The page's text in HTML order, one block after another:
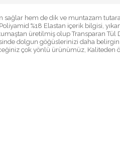
hem de dik ve muntazam tutarak
%18 Elastan içerik bilgisi,
üretilmiş olup Transparan Tül
dolgun göğüslerinizi daha
çok yönlü ürünümüz, Kaliteden